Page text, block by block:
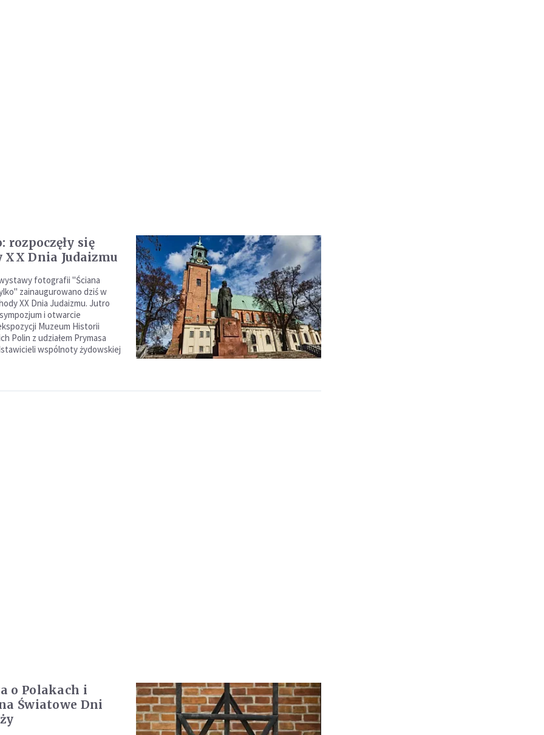
rozpoczęły się
XX Dnia Judaizmu
fotografii "Ściana
zainaugurowano dziś w
XX Dnia Judaizmu. Jutro
i otwarcie
Muzeum Historii
Polin z udziałem Prymasa
wspólnoty żydowskiej
o Polakach i
Światowe Dni